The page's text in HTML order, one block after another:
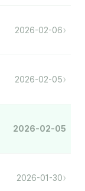
2026-02-06›
2026-02-05›
2026-02-05
2026-01-30›